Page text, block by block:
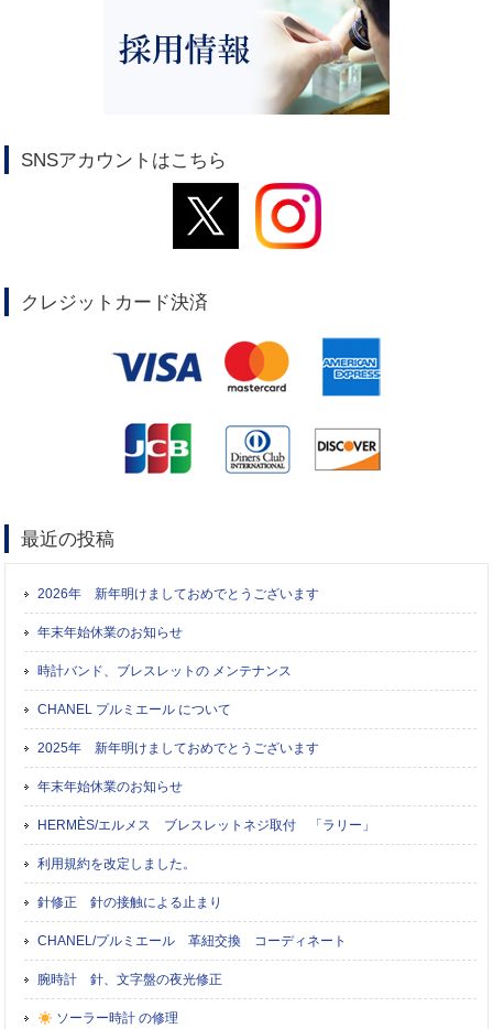
SNSアカウントはこちら
クレジットカード決済
最近の投稿
2026年 新年明けましておめでとうございます
年末年始休業のお知らせ
時計バンド、ブレスレットの メンテナンス
CHANEL プルミエール について
2025年 新年明けましておめでとうございます
年末年始休業のお知らせ
HERMÈS/エルメス ブレスレットネジ取付 「ラリー」
利用規約を改定しました。
針修正 針の接触による止まり
CHANEL/プルミエール 革紐交換 コーディネート
腕時計 針、文字盤の夜光修正
ソーラー時計 の修理